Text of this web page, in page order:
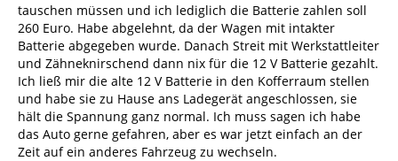
tauschen müssen und ich lediglich die Batterie zahlen soll
260 Euro. Habe abgelehnt, da der Wagen mit intakter
Batterie abgegeben wurde. Danach Streit mit Werkstattleiter
und Zähneknirschend dann nix für die 12 V Batterie gezahlt.
Ich ließ mir die alte 12 V Batterie in den Kofferraum stellen
und habe sie zu Hause ans Ladegerät angeschlossen, sie
hält die Spannung ganz normal. Ich muss sagen ich habe
das Auto gerne gefahren, aber es war jetzt einfach an der
Zeit auf ein anderes Fahrzeug zu wechseln.